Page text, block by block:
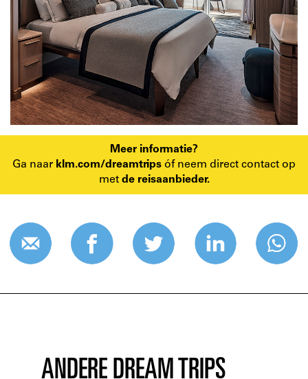
Meer informatie?
Ga naar klm.com/dreamtrips óf neem direct contact op
met de reisaanbieder.
ANDERE DREAM TRIPS